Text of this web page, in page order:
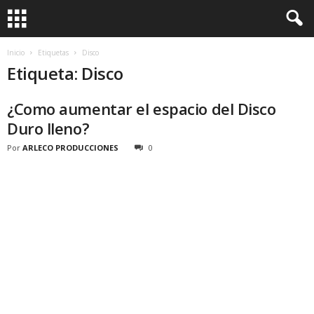
Inicio Etiquetas Disco
Etiqueta: Disco
¿Como aumentar el espacio del Disco
Duro lleno?
Por ARLECO PRODUCCIONES 0